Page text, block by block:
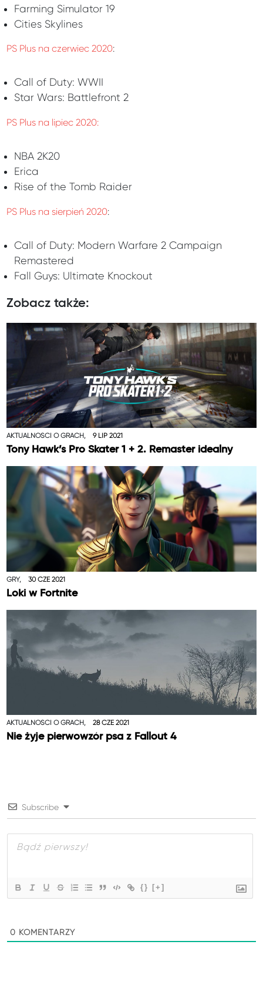
Farming Simulator 19
Cities Skylines
PS Plus na czerwiec 2020:
Call of Duty: WWII
Star Wars: Battlefront 2
PS Plus na lipiec 2020:
NBA 2K20
Erica
Rise of the Tomb Raider
PS Plus na sierpień 2020:
Call of Duty: Modern Warfare 2 Campaign
Remastered
Fall Guys: Ultimate Knockout
Zobacz także:
AKTUALNOŚCI O GRACH, 9 LIP 2021
Tony Hawk’s Pro Skater 1 + 2. Remaster idealny
GRY, 30 CZE 2021
Loki w Fortnite
AKTUALNOŚCI O GRACH, 28 CZE 2021
Nie żyje pierwowzór psa z Fallout 4
Subscribe
{} [+]
0 KOMENTARZY